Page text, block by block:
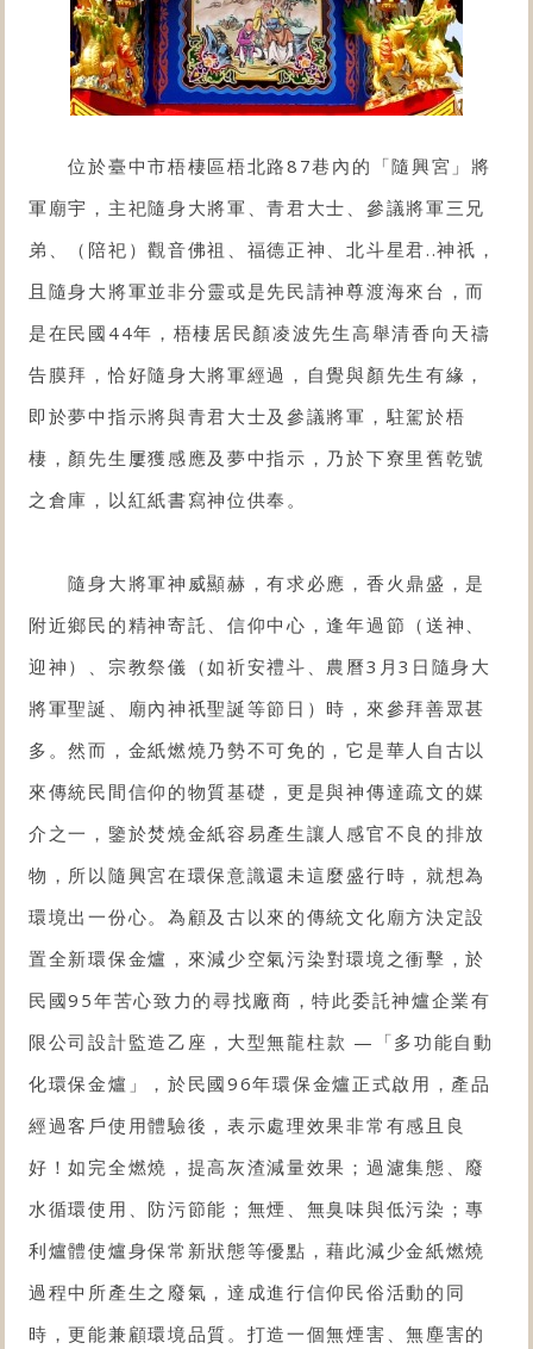
位於臺中市梧棲區梧北路87巷內的「隨興宮 」將
軍廟宇，主祀隨身大將軍、青君大士、參議將軍三兄
弟、（陪祀）觀音佛祖、福德正神、北斗星君..神祇，
且隨身大將軍並非分靈或是先民請神尊渡海來台，而
是在民國44年，梧棲居民顏凌波先生高舉清香向天禱
告膜拜，恰好隨身大將軍經過，自覺與顏先生有緣，
即於夢中指示將與青君大士及參議將軍，駐駕於梧
棲，顏先生屢獲感應及夢中指示，乃於下寮里舊乾號
之倉庫，以紅紙書寫神位供奉。
隨身大將軍神威顯赫，有求必應，香火鼎盛，是
附近鄉民的精神寄託、信仰中心，逢年過節（送神、
迎神）、宗教祭儀（如祈安禮斗、農曆3月3日隨身大
將軍聖誕、廟內神祇聖誕等節日）時，來參拜善眾甚
多。然而，金紙燃燒乃勢不可免的，它是華人自古以
來傳統民間信仰的物質基礎，更是與神傳達疏文的媒
介之一，鑒於焚燒金紙容易產生讓人感官不良的排放
物，所以隨興宮在環保意識還未這麼盛行時，就想為
環境出一份心。為顧及古以來的傳統文化廟方決定設
置全新環保金爐 ，來減少空氣污染對環境之衝擊，於
民國95年苦心致力的尋找廠商，特此委託神爐企業有
限公司設計監造乙座，大型無龍柱款 —「多功能自動
化環保金爐 」，於民國96年環保金爐 正式啟用，產品
經過客戶使用體驗後，表示處理效果非常有感且良
好！如完全燃燒，提高灰渣減量效果；過濾集態、廢
水循環使用、防污節能；無煙、無臭味與低污染；專
利爐體使爐身保常新狀態等優點，藉此減少金紙燃燒
過程中所產生之廢氣，達成進行信仰民俗活動的同
時，更能兼顧環境品質。打造一個無煙害、無塵害的